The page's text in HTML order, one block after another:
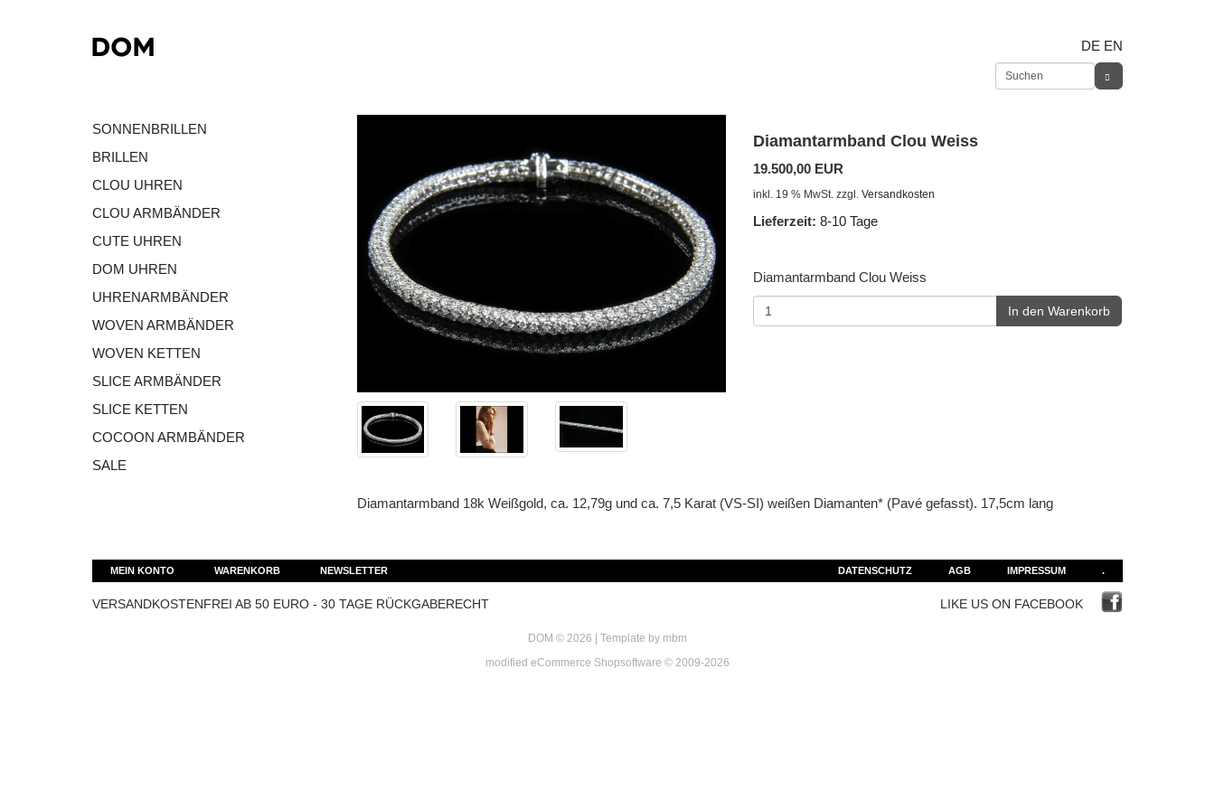
DE EN
SONNENBRILLEN
BRILLEN
CLOU UHREN
CLOU ARMBÄNDER
CUTE UHREN
DOM UHREN
UHRENARMBÄNDER
WOVEN ARMBÄNDER
WOVEN KETTEN
SLICE ARMBÄNDER
SLICE KETTEN
COCOON ARMBÄNDER
SALE
Diamantarmband Clou Weiss
19.500,00 EUR
inkl. 19 % MwSt. zzgl.Versandkosten
Lieferzeit: 8-10 Tage
Diamantarmband Clou Weiss
In den Warenkorb
Diamantarmband 18k Weißgold, ca. 12,79g und ca. 7,5 Karat (VS-SI) weißen Diamanten* (Pavé gefasst). 17,5cm lang
MEIN KONTO WARENKORB NEWSLETTER DATENSCHUTZ AGB IMPRESSUM .
VERSANDKOSTENFREI AB 50 EURO - 30 TAGE RÜCKGABERECHT LIKE US ON FACEBOOK
DOM © 2026 | Template by mbm
modified eCommerce Shopsoftware © 2009-2026